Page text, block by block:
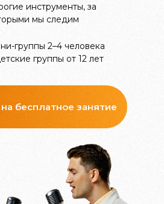
инструменты, за
мы следим
группы 2–4 человека
группы от 12 лет
бесплатное занятие